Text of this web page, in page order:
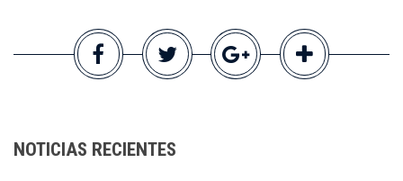
NOTICIAS RECIENTES